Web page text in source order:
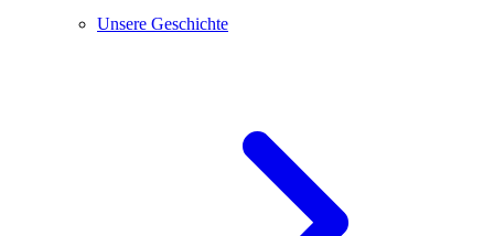
Unsere Geschichte